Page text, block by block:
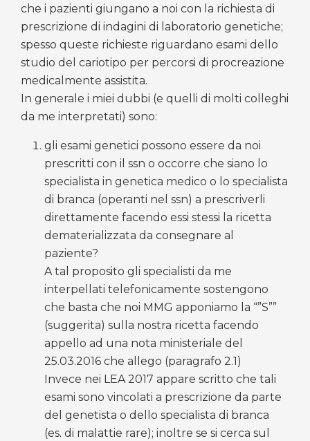
che i pazienti giungano a noi con la richiesta di
prescrizione di indagini di laboratorio genetiche;
spesso queste richieste riguardano esami dello
studio del cariotipo per percorsi di procreazione
medicalmente assistita.
In generale i miei dubbi (e quelli di molti colleghi
da me interpretati) sono:
gli esami genetici possono essere da noi
prescritti con il ssn o occorre che siano lo
specialista in genetica medico o lo specialista
di branca (operanti nel ssn) a prescriverli
direttamente facendo essi stessi la ricetta
dematerializzata da consegnare al
paziente?
A tal proposito gli specialisti da me
interpellati telefonicamente sostengono
che basta che noi MMG apponiamo la “”S””
(suggerita) sulla nostra ricetta facendo
appello ad una nota ministeriale del
25.03.2016 che allego (paragrafo 2.1)
Invece nei LEA 2017 appare scritto che tali
esami sono vincolati a prescrizione da parte
del genetista o dello specialista di branca
(es. di malattie rare); inoltre se si cerca sul